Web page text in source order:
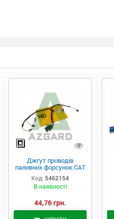
Джгут проводів
паливних форсунок CAT
C7/C9 (546-2154)
Код: 5462154
В наявності
44,76 грн.